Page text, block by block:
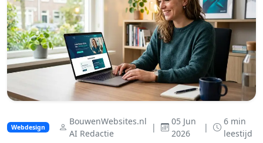
Webdesign
BouwenWebsites.nl
AI Redactie
|
05 Jun
2026
|
6 min
leestijd